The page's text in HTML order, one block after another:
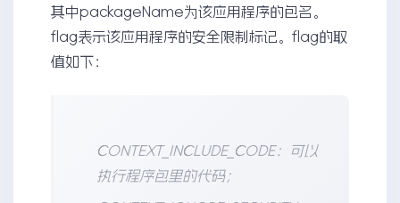
其中packageName为该应用程序的包名。
flag表示该应用程序的安全限制标记。flag的取
值如下：
CONTEXT_INCLUDE_CODE：可以
执行程序包里的代码；